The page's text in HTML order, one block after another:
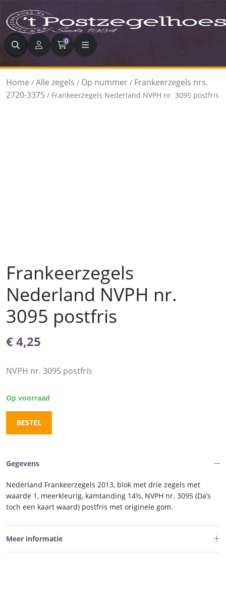
Zoeken 0
Home / Alle zegels / Op nummer / Frankeerzegels nrs.
2720-3375 / Frankeerzegels Nederland NVPH nr. 3095 postfris
Frankeerzegels
Nederland NVPH nr.
3095 postfris
€4,25
NVPH nr. 3095 postfris
Op voorraad
BESTEL
Gegevens
Nederland Frankeerzegels 2013, blok met drie zegels met
waarde 1, meerkleurig, kamtanding 14½, NVPH nr. 3095 (Da’s
toch een kaart waard) postfris met originele gom.
Meer informatie